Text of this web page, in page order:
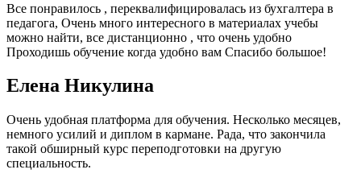
Все понравилось , переквалифицировалась из бухгалтера в
педагога, Очень много интересного в материалах учебы
можно найти, все дистанционно , что очень удобно
Проходишь обучение когда удобно вам Спасибо большое!
Елена Никулина
Очень удобная платформа для обучения. Несколько месяцев,
немного усилий и диплом в кармане. Рада, что закончила
такой обширный курс переподготовки на другую
специальность.